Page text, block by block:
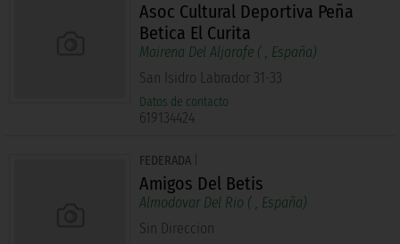
Asoc Cultural Deportiva Peña
Betica El Curita
Mairena Del Aljarafe ( , España)
San Isidro Labrador 31-33
Datos de contacto
619134424
FEDERADA|
Amigos Del Betis
Almodovar Del Rio ( , España)
Sin Direccion